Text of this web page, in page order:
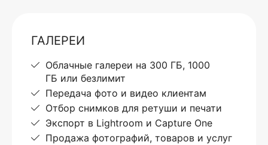
ГАЛЕРЕИ
Облачные галереи на 300 ГБ, 1000
ГБ или безлимит
Передача фото и видео клиентам
Отбор снимков для ретуши и печати
Экспорт в Lightroom и Capture One
Продажа фотографий, товаров и услуг